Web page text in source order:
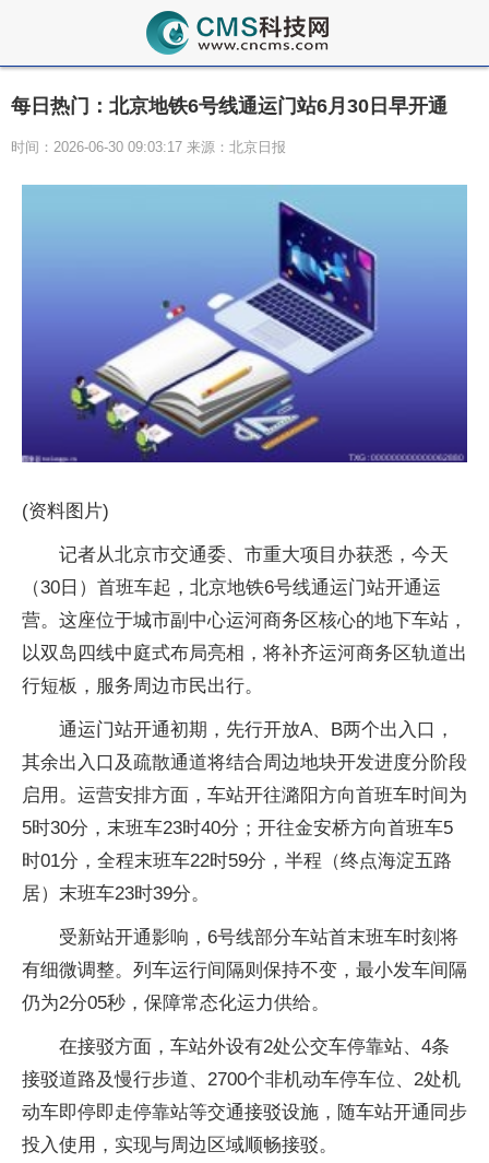
每日热门：北京地铁6号线通运门站6月30日早开通
时间：2026-06-30 09:03:17 来源：北京日报
(资料图片)
记者从北京市交通委、市重大项目办获悉，今天
（30日）首班车起，北京地铁6号线通运门站开通运
营。这座位于城市副中心运河商务区核心的地下车站，
以双岛四线中庭式布局亮相，将补齐运河商务区轨道出
行短板，服务周边市民出行。
通运门站开通初期，先行开放A、B两个出入口，
其余出入口及疏散通道将结合周边地块开发进度分阶段
启用。运营安排方面，车站开往潞阳方向首班车时间为
5时30分，末班车23时40分；开往金安桥方向首班车5
时01分，全程末班车22时59分，半程（终点海淀五路
居）末班车23时39分。
受新站开通影响，6号线部分车站首末班车时刻将
有细微调整。列车运行间隔则保持不变，最小发车间隔
仍为2分05秒，保障常态化运力供给。
在接驳方面，车站外设有2处公交车停靠站、4条
接驳道路及慢行步道、2700个非机动车停车位、2处机
动车即停即走停靠站等交通接驳设施，随车站开通同步
投入使用，实现与周边区域顺畅接驳。